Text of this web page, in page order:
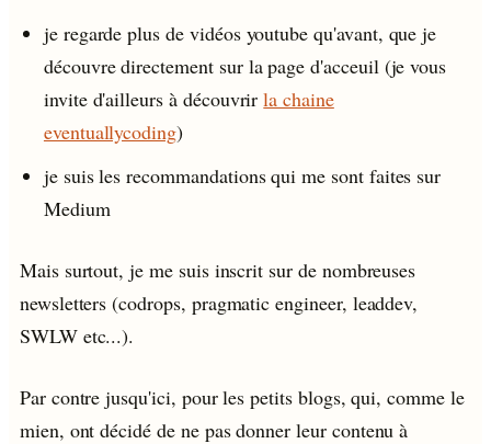
je regarde plus de vidéos youtube qu'avant, que je
découvre directement sur la page d'acceuil (je vous
invite d'ailleurs à découvrirla chaine
eventuallycoding)
je suis les recommandations qui me sont faites sur
Medium
Mais surtout, je me suis inscrit sur de nombreuses
newsletters (codrops, pragmatic engineer, leaddev,
SWLW etc...).
Par contre jusqu'ici, pour les petits blogs, qui, comme le
mien, ont décidé de ne pas donner leur contenu à